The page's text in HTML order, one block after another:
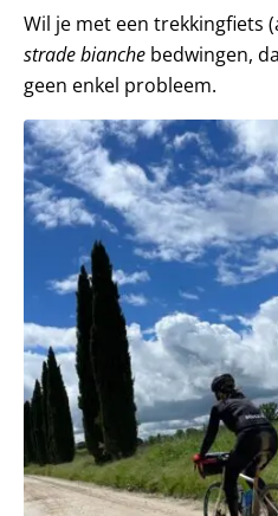
Wil je met een trekkingfiets
strade bianche bedwingen,
geen enkel probleem.